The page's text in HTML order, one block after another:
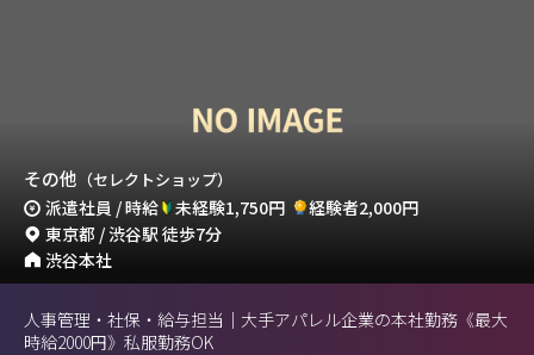
その他 （セレクトショップ）
派遣社員 / 時給 未経験1,750円
経験者2,000円
東京都 / 渋谷駅 徒歩7分
渋谷本社
人事管理・社保・給与担当｜大手アパレル企業の本社勤務《最大
時給2000円》私服勤務OK